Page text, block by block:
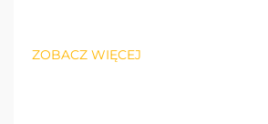
ZOBACZ WIĘCEJ